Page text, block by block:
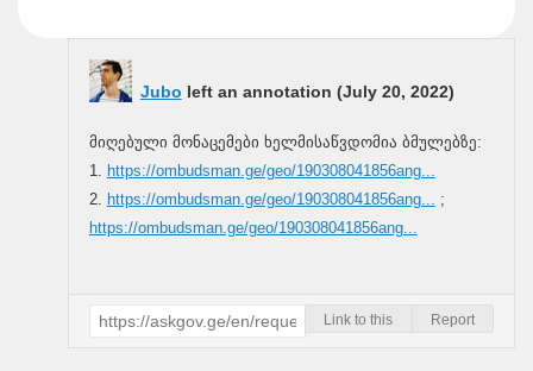
Jubo left an annotation (July 20, 2022)
მიღებული მონაცემები ხელმისაწვდომია ბმულებზე:
1.
https://ombudsman.ge/geo/190308041856ang...
2.
https://ombudsman.ge/geo/190308041856ang...
;
https://ombudsman.ge/geo/190308041856ang...
Link to this Report